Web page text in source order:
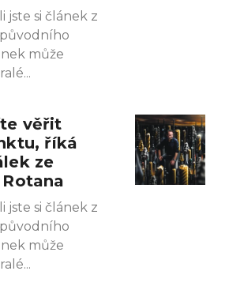
jste si článek z
může
věřit
říká
ze
jste si článek z
může